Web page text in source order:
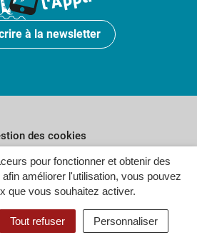
pour fonctionner et obtenir des
améliorer l'utilisation, vous pouvez
que vous souhaitez activer.
Tout refuser Personnaliser
à la newsletter
des cookies
Plan du site
de confidentialité
Crédits